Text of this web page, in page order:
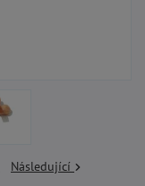
Následující